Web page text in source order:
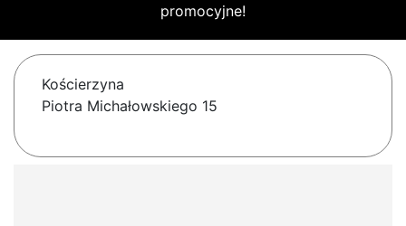
promocyjne!
Kościerzyna
Piotra Michałowskiego 15